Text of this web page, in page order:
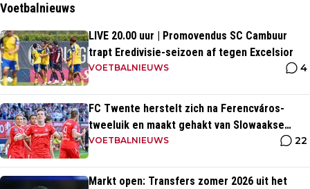
Voetbalnieuws
LIVE 20.00 uur | Promovendus SC Cambuur
trapt Eredivisie-seizoen af tegen Excelsior
VOETBALNIEUWS 4
FC Twente herstelt zich na Ferencváros-
tweeluik en maakt gehakt van Slowaakse
opponent
VOETBALNIEUWS 22
Markt open: Transfers zomer 2026 uit het